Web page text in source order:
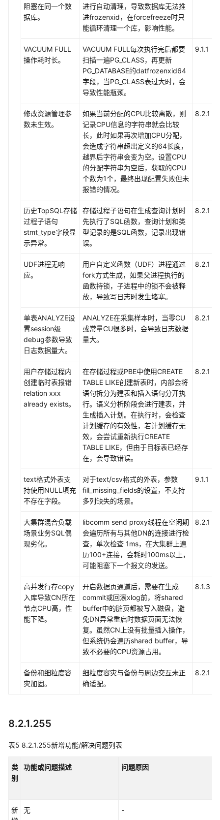
任
共
云
服
议
（SLA）
支
持
区
域
系
统
阻塞在同一个数
据库。
进行自动清理，导致数据库无法推
进frozenxid，在forcefreeze时只
能循环清理一个库，影响性能。
VACUUM FULL
操作耗时长。
VACUUM FULL每次执行完后都要
扫描一遍PG_CLASS，再更新
PG_DATABASE的datfrozenxid64
字段，当PG_CLASS表过大时，会
导致性能瓶颈。
9.1.1
修改资源管理参
数未生效。
如果当前分配的CPU比较离散，则
记录CPU信息的字符串就会比较
长，此时如果再次增加CPU分配，
会造成字符串超出定义的64长度，
越界后字符串会变为空。设置CPU
的分配字符串为空后，获取的CPU
个数为1个，最终出现配置失败但未
报错的情况。
8.2.1
历史TopSQL存储
过程子语句
stmt_type字段显
示异常。
存储过程子语句在生成查询计划时
先执行了SQL函数，查询计划和类
型记录的是SQL函数，记录出现错
误。
8.2.1
UDF进程无响
应。
用户自定义函数（UDF）进程通过
fork方式生成，如果父进程执行的
函数持锁，子进程中的锁不会被释
放，导致写日志时发生堵塞。
8.2.1
单表ANALYZE设
置session级
debug参数导致
日志数据量大。
ANALYZE在采集样本时，当零CU
或常量CU很多时，会导致日志数据
量大。
8.2.1
用户存储过程内
创建临时表报错
relation xxx
already exists。
在存储过程或PBE中使用CREATE
TABLE LIKE创建新表时，内部会将
语句拆分为建表和插入语句分开执
行。语义分析阶段会进行建表，并
生成插入计划。在执行时，会检查
计划缓存的有效性，若计划缓存无
效，会尝试重新执行CREATE
TABLE LIKE，但由于目标表已经存
在，会导致错误。
8.2.1
text格式外表支
持使用NULL填充
不存在字段。
对于text/csv格式的外表，参数
fill_missing_fields的设置，不支持
多列缺失的场景。
9.1.1
大集群混合负载
场景业务SQL偶
现劣化。
libcomm send proxy线程在空闲期
会遍历所有与其他DN的连接进行检
查，单次检查 1ms，在大集群上遍
历100+连接，会耗时100ms以上，
可能阻塞下一个报文的发送。
8.2.1
高并发行存copy
入库导致CN所在
节点CPU高，性
能下降。
开启数据页通道后，需要在生成
commit或回滚xlog前，将shared
buffer中的脏页都被写入磁盘，避
免DN异常重启时数据页面无法恢
复。虽然CN上没有批量插入操作，
但系统仍会遍历shared buffer，导
致不必要的CPU资源占用。
8.1.3
备份和细粒度容
灾加固。
细粒度容灾与备份与周边交互未正
确适配。
8.2.1
8.2.1.255
表5 8.2.1.255新增功能/解决问题列表
类
别
功能或问题描述 问题原因
新
无 -